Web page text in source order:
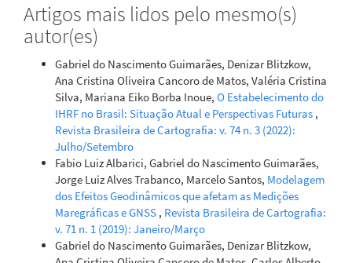
Artigos mais lidos pelo mesmo(s)
autor(es)
Gabriel do Nascimento Guimarães, Denizar Blitzkow,
Ana Cristina Oliveira Cancoro de Matos, Valéria Cristina
Silva, Mariana Eiko Borba Inoue, O Estabelecimento do
IHRF no Brasil: Situação Atual e Perspectivas Futuras ,
Revista Brasileira de Cartografia: v. 74 n. 3 (2022):
Julho/Setembro
Fabio Luiz Albarici, Gabriel do Nascimento Guimarães,
Jorge Luiz Alves Trabanco, Marcelo Santos, Modelagem
dos Efeitos Geodinâmicos que afetam as Medições
Maregráficas e GNSS , Revista Brasileira de Cartografia:
v. 71 n. 1 (2019): Janeiro/Março
Gabriel do Nascimento Guimarães, Denizar Blitzkow,